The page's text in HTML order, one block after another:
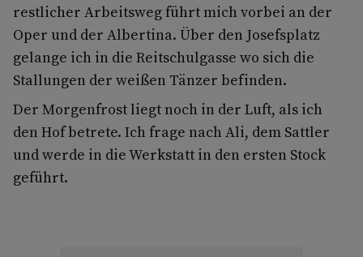
restlicher Arbeitsweg führt mich vorbei an der
Oper und der Albertina. Über den Josefsplatz
gelange ich in die Reitschulgasse wo sich die
Stallungen der weißen Tänzer befinden.
Der Morgenfrost liegt noch in der Luft, als ich
den Hof betrete. Ich frage nach Ali, dem Sattler
und werde in die Werkstatt in den ersten Stock
geführt.